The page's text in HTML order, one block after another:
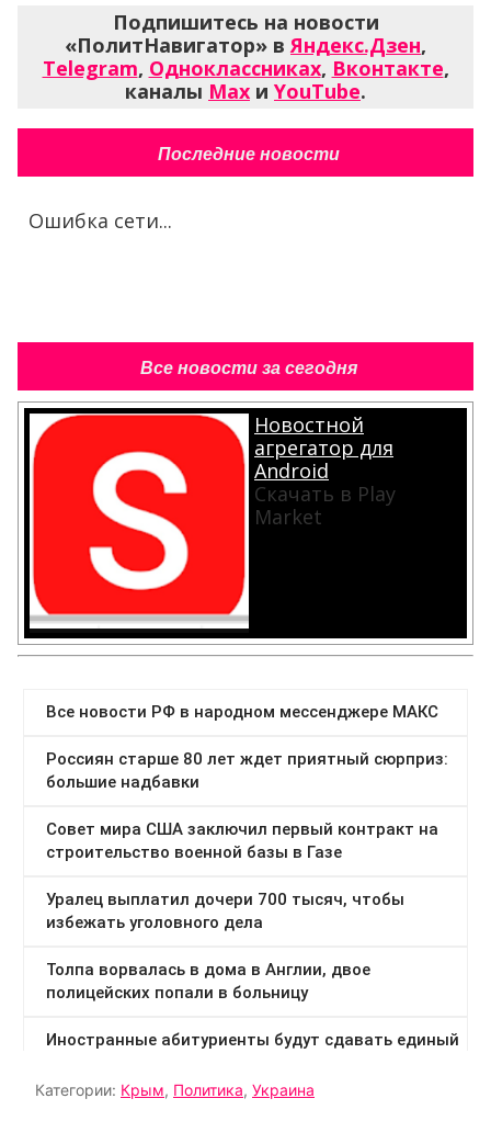
Подпишитесь на новости
«ПолитНавигатор» вЯндекс.Дзен,
Telegram, Одноклассниках, Вконтакте,
каналы Max и YouTube.
Последние новости
Ошибка сети...
Все новости за сегодня
Новостной
агрегатор для
Android
Скачать в Play
Market
Категории: Крым, Политика, Украина